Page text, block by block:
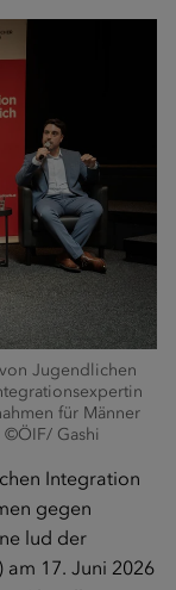
Jugendlichen
für Männer
©ÖIF/ Gashi
Integration
gegen
lud der
17. Juni 2026